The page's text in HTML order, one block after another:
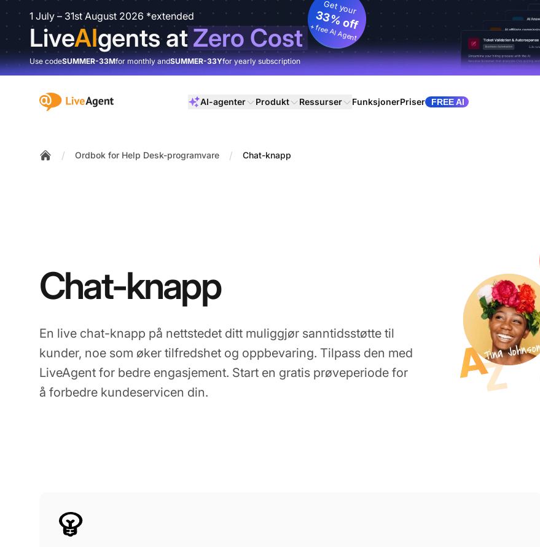
1 July – 31st August 2026 *extended
LiveAIgents atZero Cost
Get your
33% off
+ free AI Agent
Use codeSUMMER-33Mfor monthly andSUMMER-33Yfor yearly subscription
:site.title AI-agenter Produkt Ressurser FunksjonerPriser FREE AI
/ Ordbok for Help Desk-programvare / Chat-knapp
Chat-knapp
En live chat-knapp på nettstedet ditt muliggjør sanntidsstøtte til
kunder, noe som øker tilfredshet og oppbevaring. Tilpass den med
LiveAgent for bedre engasjement. Start en gratis prøveperiode for
å forbedre kundeservicen din.